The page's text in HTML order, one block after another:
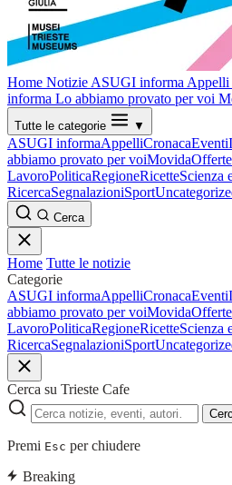
Home Notizie ASUGI informa Appelli
informa Lo abbiamo provato per voi
Tutte le categorie ▼
ASUGI informaAppelliCronacaEventi
abbiamo provato per voiMovida
LavoroPoliticaRegioneRicetteScienza
RicercaSegnalazioniSport
Cerca
Home Tutte le notizie
Categorie
ASUGI informaAppelliCronacaEventi
abbiamo provato per voiMovida
LavoroPoliticaRegioneRicetteScienza
RicercaSegnalazioniSport
Cerca su Trieste Cafe
Premi Esc per chiudere
Breaking